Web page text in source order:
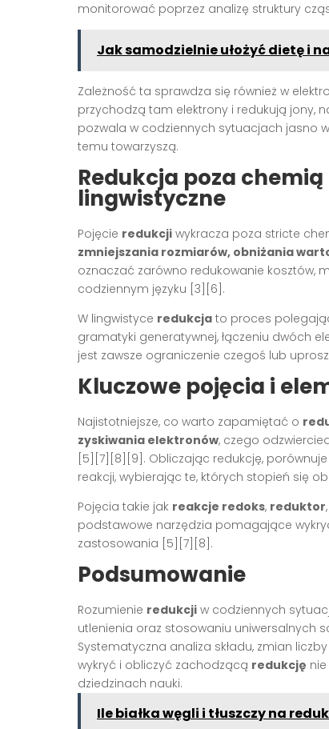
monitorować poprzez analizę struktury
Jak samodzielnie ułożyć dietę i
Zależność ta sprawdza się również w
przychodzą tam elektrony i redukują jony,
pozwala w codziennych sytuacjach jasno
temu towarzyszą.
Redukcja poza
lingwistyczne
Pojęcie redukcji wykracza poza stricte
zmniejszania rozmiarów, obniżania
oznaczać zarówno redukowanie kosztów,
codziennym języku [3][6].
W lingwistyce redukcja to proces
gramatyki generatywnej, łączeniu dwóch
jest zawsze ograniczenie czegoś lub
Kluczowe pojęcia i
Najistotniejsze, co warto zapamiętać o
zyskiwania elektronów, czego
[5][7][8][9]. Obliczając redukcję,
reakcji, wybierając te, których stopień się
Pojęcia takie jak reakcje redoks, reduktor,
podstawowe narzędzia pomagające
zastosowania [5][7][8].
Podsumowanie
Rozumienie redukcji w codziennych
utlenienia oraz stosowaniu uniwersalnych
Systematyczna analiza składu, zmian
wykryć i obliczyć zachodzącą redukcję
dziedzinach nauki.
Ile białka węgli i tłuszczy na